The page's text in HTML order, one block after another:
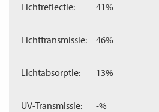
Lichtreflectie: 41%
Lichttransmissie: 46%
Lichtabsorptie: 13%
UV-Transmissie: -%